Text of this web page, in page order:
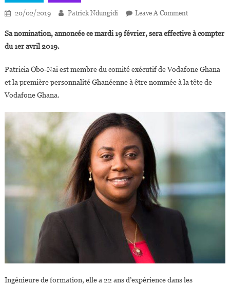
20/02/2019 Patrick Ndungidi Leave A CommentOn
Patricia
Nommée
CEO
Sa nomination, annoncée ce mardi 19 février, sera effective à compter
du 1er avril 2019.
Patricia Obo-Nai est membre du comité exécutif de Vodafone Ghana
et la première personnalité Ghanéenne à être nommée à la tête de
Vodafone Ghana.
Ingénieure de formation, elle a 22 ans d’expérience dans les